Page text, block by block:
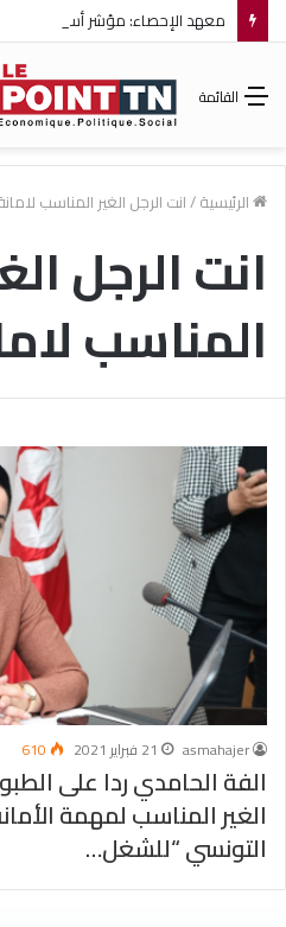
القائمة
الرئيسية/انت الرجل الغير المناسب
انت الرجل
المناسب
asmahajer
21 فبراير 2021 610
الفة الحامدي ردا على
الغير المناسب لمهمة
التونسي “للشغل…